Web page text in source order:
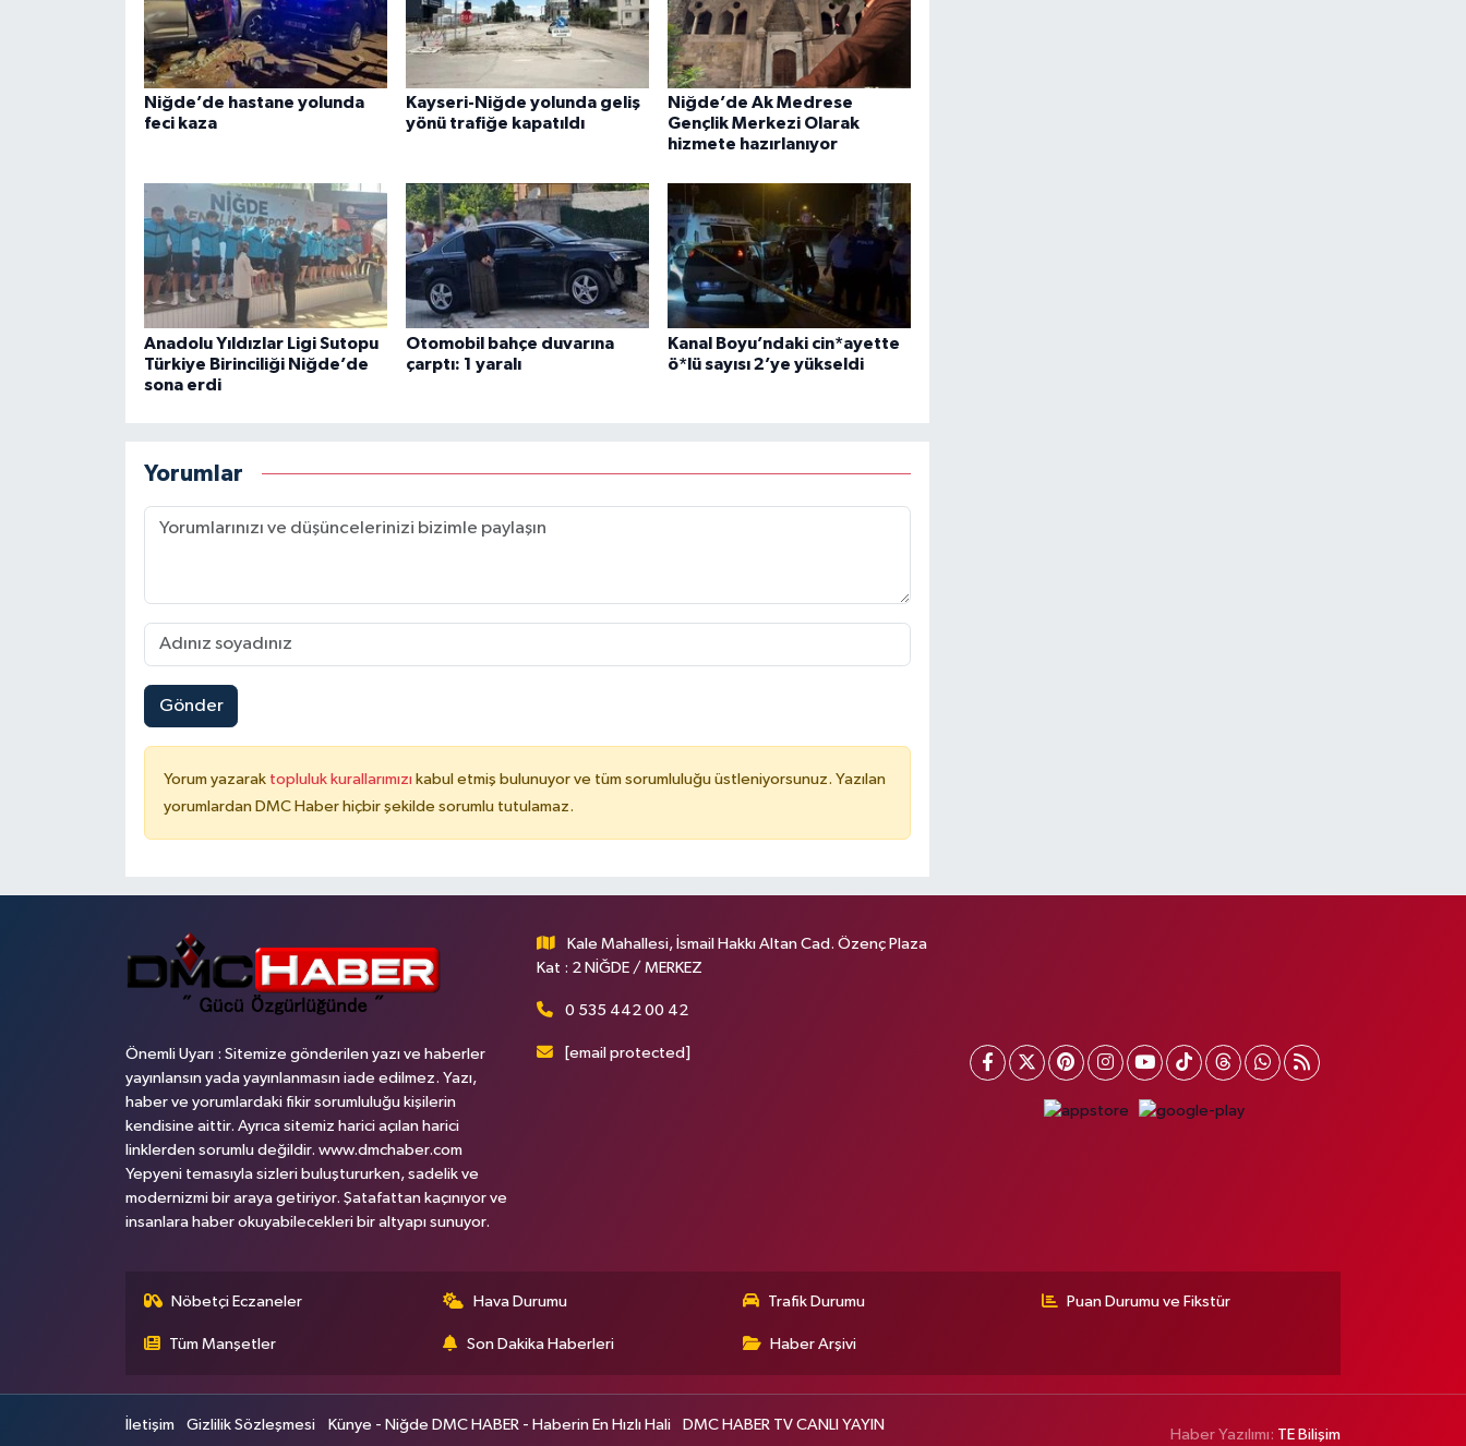
Niğde’de hastane yolunda
feci kaza
Kayseri-Niğde yolunda geliş
yönü trafiğe kapatıldı
Niğde’de Ak Medrese
Gençlik Merkezi Olarak
hizmete hazırlanıyor
Anadolu Yıldızlar Ligi Sutopu
Türkiye Birinciliği Niğde’de
sona erdi
Otomobil bahçe duvarına
çarptı: 1 yaralı
Kanal Boyu’ndaki cin*ayette
ö*lü sayısı 2’ye yükseldi
Yorumlar
Gönder
Yorum yazarak topluluk kurallarımızı kabul etmiş bulunuyor ve tüm sorumluluğu üstleniyorsunuz. Yazılan
yorumlardan DMC Haber hiçbir şekilde sorumlu tutulamaz.
Önemli Uyarı : Sitemize gönderilen yazı ve haberler
yayınlansın yada yayınlanmasın iade edilmez. Yazı,
haber ve yorumlardaki fikir sorumluluğu kişilerin
kendisine aittir. Ayrıca sitemiz harici açılan harici
linklerden sorumlu değildir. www.dmchaber.com
Yepyeni temasıyla sizleri buluştururken, sadelik ve
modernizmi bir araya getiriyor. Şatafattan kaçınıyor ve
insanlara haber okuyabilecekleri bir altyapı sunuyor.
Kale Mahallesi, İsmail Hakkı Altan Cad. Özenç Plaza
Kat : 2 NİĞDE / MERKEZ
0 535 442 00 42
[email protected]
Nöbetçi Eczaneler Hava Durumu Trafik Durumu Puan Durumu ve Fikstür
Tüm Manşetler Son Dakika Haberleri Haber Arşivi
İletişim Gizlilik Sözleşmesi Künye - Niğde DMC HABER - Haberin En Hızlı Hali DMC HABER TV CANLI YAYIN
Haber Yazılımı: TE Bilişim